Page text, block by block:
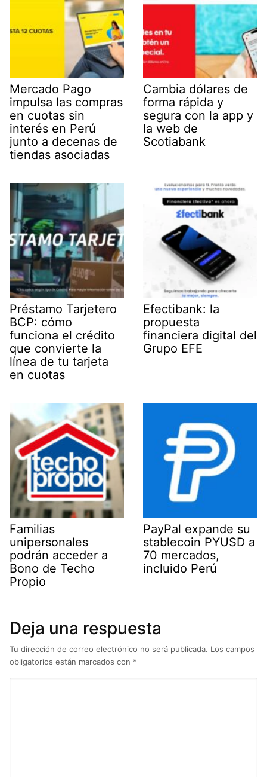
Mercado Pago
impulsa las compras
en cuotas sin
interés en Perú
junto a decenas de
tiendas asociadas
Cambia dólares de
forma rápida y
segura con la app y
la web de
Scotiabank
Préstamo Tarjetero
BCP: cómo
funciona el crédito
que convierte la
línea de tu tarjeta
en cuotas
Efectibank: la
propuesta
financiera digital del
Grupo EFE
Familias
unipersonales
podrán acceder a
Bono de Techo
Propio
PayPal expande su
stablecoin PYUSD a
70 mercados,
incluido Perú
Deja una respuesta
Tu dirección de correo electrónico no será publicada. Los campos
obligatorios están marcados con *